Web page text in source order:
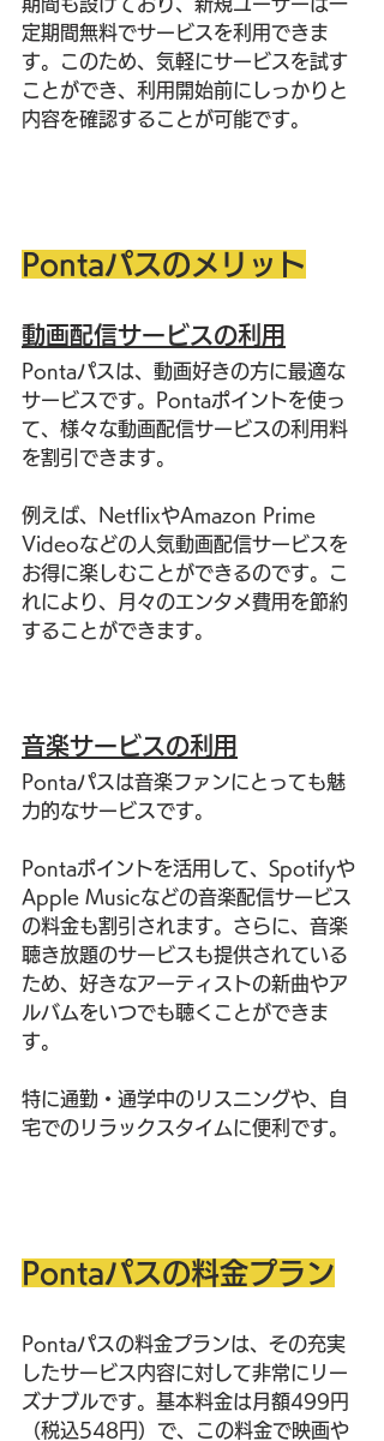
定期間無料でサービスを利用できま
す。このため、気軽にサービスを試す
ことができ、利用開始前にしっかりと
内容を確認することが可能です。
Pontaパスのメリット
動画配信サービスの利用
Pontaパスは、動画好きの方に最適な
サービスです。Pontaポイントを使っ
て、様々な動画配信サービスの利用料
を割引できます。
例えば、NetflixやAmazon Prime
Videoなどの人気動画配信サービスを
お得に楽しむことができるのです。こ
れにより、月々のエンタメ費用を節約
することができます。
音楽サービスの利用
Pontaパスは音楽ファンにとっても魅
力的なサービスです。
Pontaポイントを活用して、Spotifyや
Apple Musicなどの音楽配信サービス
の料金も割引されます。さらに、音楽
聴き放題のサービスも提供されている
ため、好きなアーティストの新曲やア
ルバムをいつでも聴くことができま
す。
特に通勤・通学中のリスニングや、自
宅でのリラックスタイムに便利です。
Pontaパスの料金プラン
Pontaパスの料金プランは、その充実
したサービス内容に対して非常にリー
ズナブルです。基本料金は月額499円
（税込548円）で、この料金で映画や